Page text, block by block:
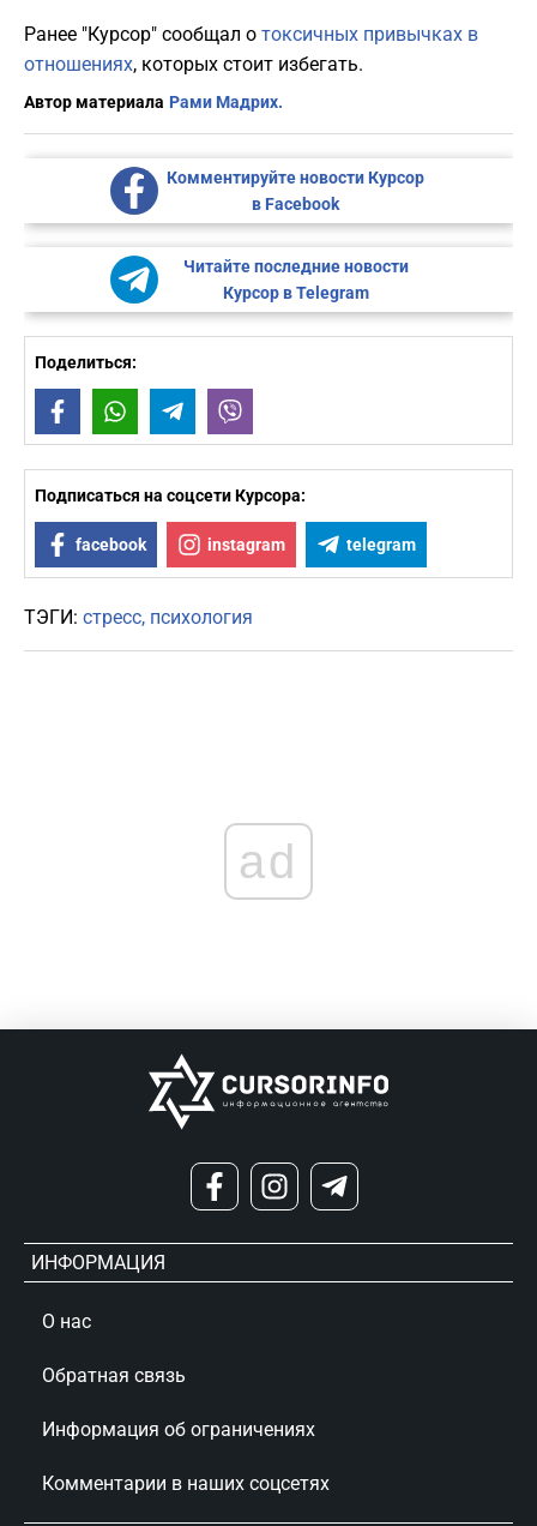
Ранее "Курсор" сообщал о токсичных привычках в
отношениях, которых стоит избегать.
Автор материала Рами Мадрих.
Комментируйте новости Курсор
в Facebook
Читайте последние новости
Курсор в Telegram
Поделиться:
FacebookWhatsAppTelegram
Подписаться на соцсети Курсора:
facebook instagram telegram
ТЭГИ: стресс психология
ad
ИНФОРМАЦИЯ
О нас
Обратная связь
Информация об ограничениях
Комментарии в наших соцсетях